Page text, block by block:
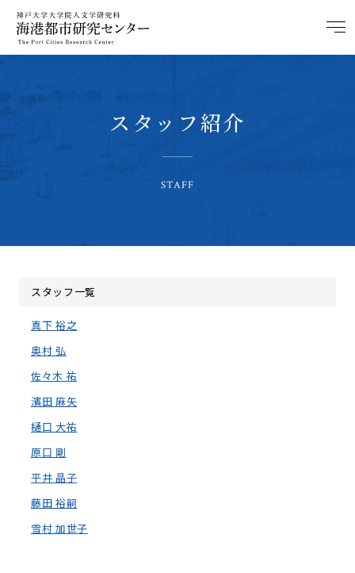
スタッフ紹介
STAFF
スタッフ一覧
真下 裕之
奥村 弘
佐々木 祐
濱田 麻矢
樋口 大祐
原口 剛
平井 晶子
藤田 裕嗣
雪村 加世子